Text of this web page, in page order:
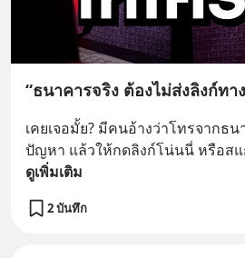
“ธนาคารจริง ต้องไม่ส่งลิงก์ทา
เคยเจอมั้ย? มีคนอ้างว่าโทรจากธ
ปัญหา แล้วให้กดลิงก์โน่นนี่ หรือส
ดูเพิ่มเติม
2 บันทึก